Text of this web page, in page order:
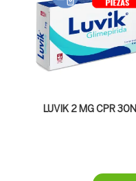
LUVIK 2 MG CPR 30N